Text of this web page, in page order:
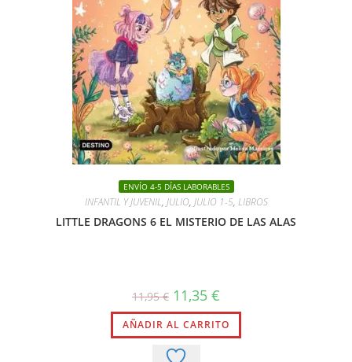
ENVÍO 4-5 DÍAS LABORABLES
INFANTIL Y JUVENIL, JULIO, JULIO 1-5, LIBROS
LITTLE DRAGONS 6 EL MISTERIO DE LAS ALAS
11,95€ El
precio
original
era:
11,95 €.
11,35 €
actual
es:
11,35 €.
AÑADIR AL CARRITO